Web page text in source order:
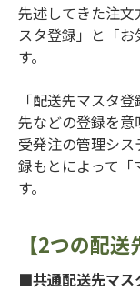
先述してきた注
スタ登録」と「
す。
「配送先マスタ
先などの登録を意
受発注の管理シ
録もとによって「
す。
【2つの配送
■共通配送先マス